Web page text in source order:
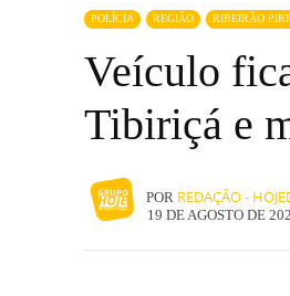
POLÍCIA REGIÃO RIBEIRÃO
Veículo
Tibiriçá e
POR REDAÇÃO -
19 DE AGOSTO DE